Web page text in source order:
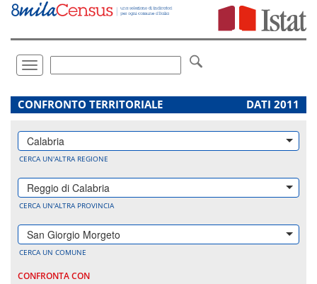
Vai
direttamente
Toggle
navigation
.
CONFRONTO TERRITORIALE DATI 2011
Calabria
CERCA UN'ALTRA REGIONE
Reggio di Calabria
CERCA UN'ALTRA PROVINCIA
San Giorgio Morgeto
CERCA UN COMUNE
CONFRONTA CON